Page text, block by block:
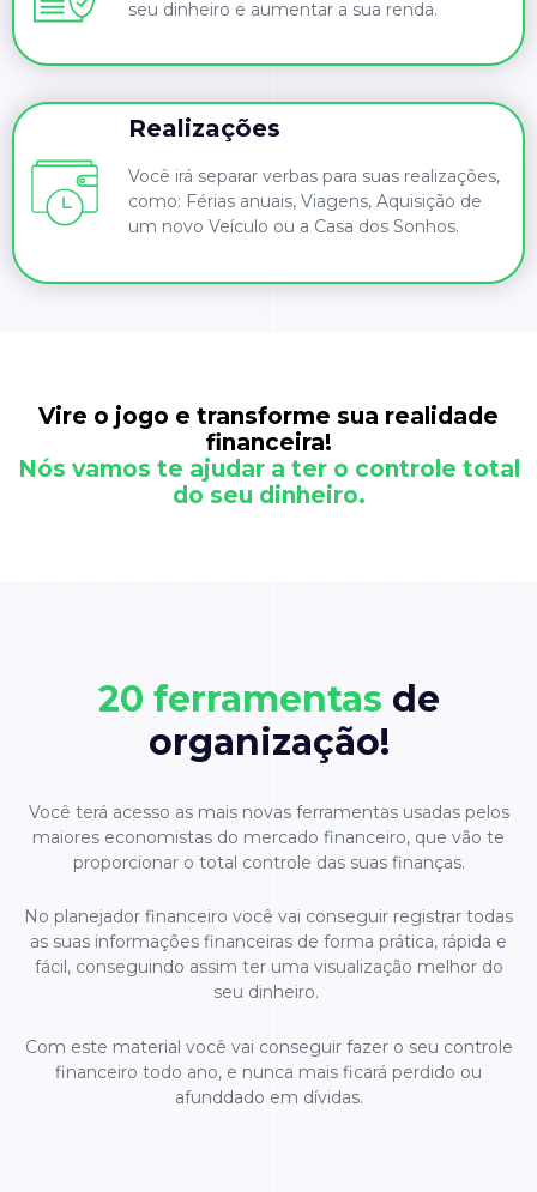
seu dinheiro e aumentar a sua renda.
Realizações
Você irá separar verbas para suas realizações,
como: Férias anuais, Viagens, Aquisição de
um novo Veículo ou a Casa dos Sonhos.
Vire o jogo e transforme sua realidade
financeira!
Nós vamos te ajudar a ter o controle total
do seu dinheiro.
20 ferramentas de
organização!
Você terá acesso as mais novas ferramentas usadas pelos
maiores economistas do mercado financeiro, que vão te
proporcionar o total controle das suas finanças.
No planejador financeiro você vai conseguir registrar todas
as suas informações financeiras de forma prática, rápida e
fácil, conseguindo assim ter uma visualização melhor do
seu dinheiro.
Com este material você vai conseguir fazer o seu controle
financeiro todo ano, e nunca mais ficará perdido ou
afunddado em dívidas.